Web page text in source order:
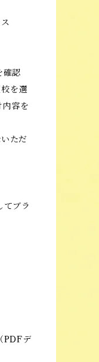
確認
を選
容を
ただ
てブラ
PDFデ